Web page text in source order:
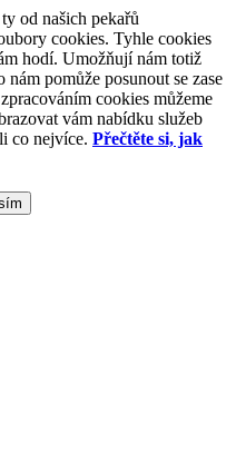
od našich pekařů
cookies. Tyhle cookies
hodí. Umožňují nám totiž
pomůže posunout se zase
cookies můžeme
vám nabídku služeb
co nejvíce. Přečtěte si, jak